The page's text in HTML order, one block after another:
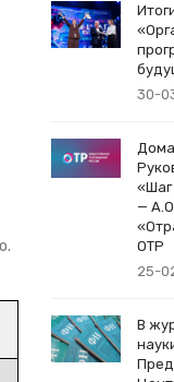
30-
—
ОТР
25-
В